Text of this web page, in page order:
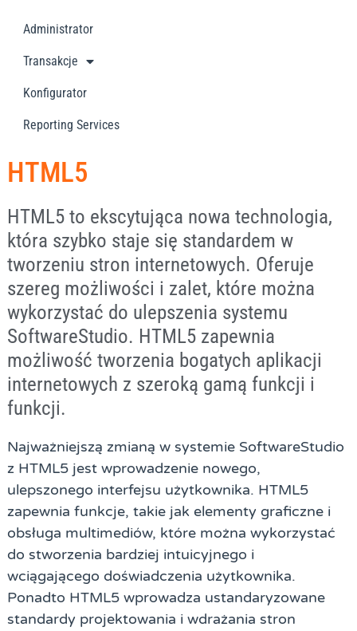
Administrator
Transakcje
Konfigurator
Reporting Services
HTML5
HTML5 to ekscytująca nowa technologia,
która szybko staje się standardem w
tworzeniu stron internetowych. Oferuje
szereg możliwości i zalet, które można
wykorzystać do ulepszenia systemu
SoftwareStudio. HTML5 zapewnia
możliwość tworzenia bogatych aplikacji
internetowych z szeroką gamą funkcji i
funkcji.
Najważniejszą zmianą w systemie SoftwareStudio
z HTML5 jest wprowadzenie nowego,
ulepszonego interfejsu użytkownika. HTML5
zapewnia funkcje, takie jak elementy graficzne i
obsługa multimediów, które można wykorzystać
do stworzenia bardziej intuicyjnego i
wciągającego doświadczenia użytkownika.
Ponadto HTML5 wprowadza ustandaryzowane
standardy projektowania i wdrażania stron